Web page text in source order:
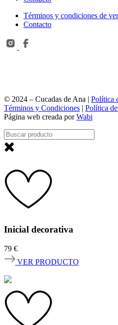
Términos y condiciones de
Contacto
© 2024 – Cucadas de Ana | Política
Términos y Condiciones | Política
Página web creada porWabi
Inicial decorativa
79 €
VER PRODUCTO